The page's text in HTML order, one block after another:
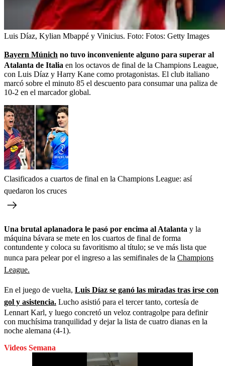
Luis Díaz, Kylian Mbappé y Vinicius. Foto: Fotos: Getty Images
Bayern Múnich no tuvo inconveniente alguno para superar al
Atalanta de Italia en los octavos de final de la Champions League,
con Luis Díaz y Harry Kane como protagonistas. El club italiano
marcó sobre el minuto 85 el descuento para consumar una paliza de
10-2 en el marcador global.
Clasificados a cuartos de final en la Champions League: así
quedaron los cruces
Una brutal aplanadora le pasó por encima al Atalanta y la
máquina bávara se mete en los cuartos de final de forma
contundente y coloca su favoritismo al título; se ve más lista que
nunca para pelear por el ingreso a las semifinales de la Champions
League.
En el juego de vuelta, Luis Díaz se ganó las miradas tras irse con
gol y asistencia. Lucho asistió para el tercer tanto, cortesía de
Lennart Karl, y luego concretó un veloz contragolpe para definir
con muchísima tranquilidad y dejar la lista de cuatro dianas en la
noche alemana (4-1).
Videos Semana